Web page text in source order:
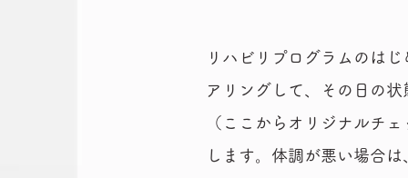
リハビリプログラムのは
アリングして、その日の
（ここからオリジナルチ
します。体調が悪い場合